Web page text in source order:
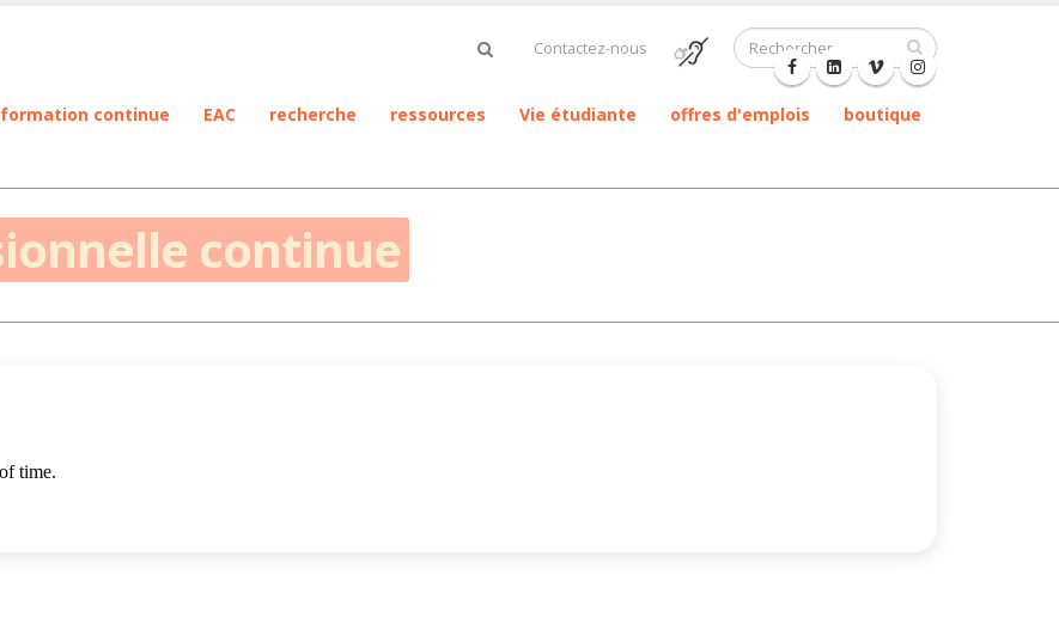
Contactez-nous
formation continue EAC recherche ressources Vie étudiante offres d'emplois boutique